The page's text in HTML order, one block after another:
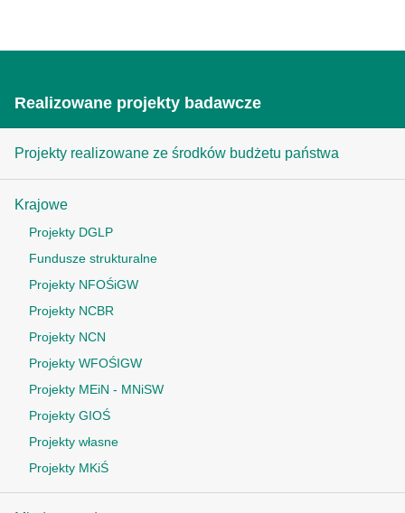
Realizowane projekty badawcze
Projekty realizowane ze środków budżetu państwa
Krajowe
Projekty DGLP
Fundusze strukturalne
Projekty NFOŚiGW
Projekty NCBR
Projekty NCN
Projekty WFOŚIGW
Projekty MEiN - MNiSW
Projekty GIOŚ
Projekty własne
Projekty MKiŚ